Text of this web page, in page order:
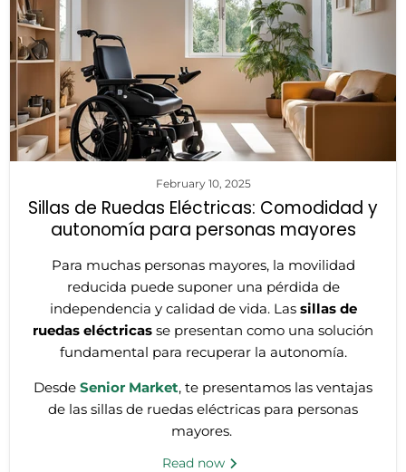
February 10, 2025
Sillas de Ruedas Eléctricas: Comodidad y
autonomía para personas mayores
Para muchas personas mayores, la movilidad
reducida puede suponer una pérdida de
independencia y calidad de vida. Las sillas de
ruedas eléctricas se presentan como una solución
fundamental para recuperar la autonomía.
Desde Senior Market, te presentamos las ventajas
de las sillas de ruedas eléctricas para personas
mayores.
Read now